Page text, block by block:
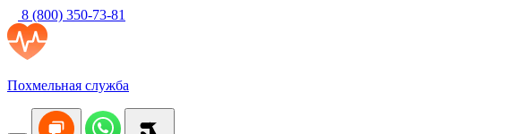
8 (800) 350-73-81
Похмельная служба